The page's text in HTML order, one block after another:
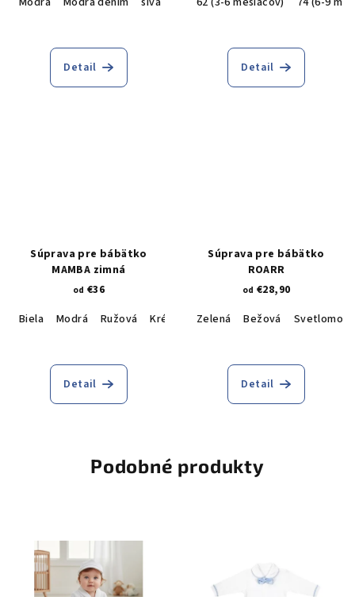
Detail Detail
Súprava pre bábätko
MAMBA zimná
od €36
Biela
Modrá Ružová Krémová
Detail
Súprava pre bábätko
ROARR
od €28,90
Zelená
Bežová
Detail
Podobné produkty